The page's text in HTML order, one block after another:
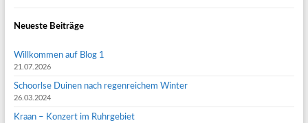
Neueste Beiträge
Willkommen auf Blog 1
21.07.2026
Schoorlse Duinen nach regenreichem Winter
26.03.2024
Kraan – Konzert im Ruhrgebiet